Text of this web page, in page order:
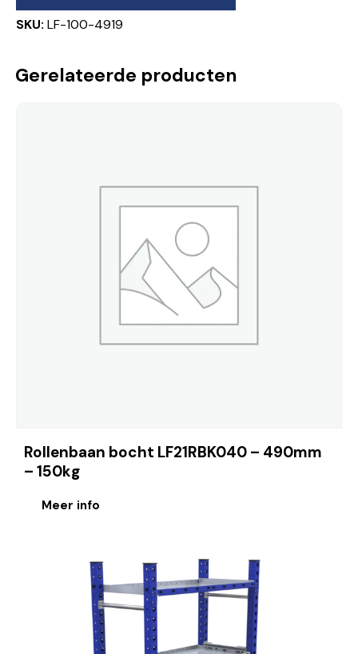
SKU: LF-100-4919
Gerelateerde producten
Rollenbaan bocht LF21RBK040 – 490mm
– 150kg
Meer info